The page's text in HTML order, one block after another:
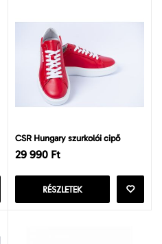
CSR Hungary szurkolói cipő
29 990 Ft
RÉSZLETEK